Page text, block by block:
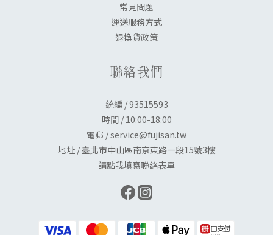
常見問題
運送服務方式
退換貨政策
聯絡我們
統編 / 93515593
時間 / 10:00-18:00
電郵 / service@fujisan.tw
地址 / 臺北市中山區南京東路一段15號3樓
請點我填寫聯絡表單